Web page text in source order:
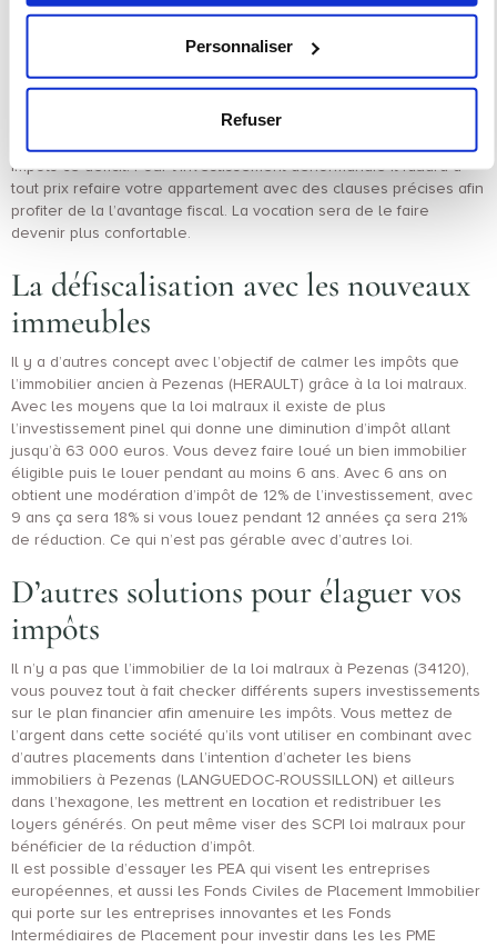
Personnaliser
Refuser
C’est aussi envisageable de défiscaliser grâce aux les secteurs
l’investissement denormandie qui ressemble de l’investissement
pinel. Vous devez rapidement l’investissement à la location à
de sorties d’argent que de rentrées d’argent à cause des
modifications votre foyer fiscal et vous pouvez enlever de vos
impôts ce déficit. Pour l’investissement denormandie il faudra à
tout prix refaire votre appartement avec des clauses précises afin
profiter de la l’avantage fiscal. La vocation sera de le faire
devenir plus confortable.
La défiscalisation avec les nouveaux
immeubles
Il y a d’autres concept avec l’objectif de calmer les impôts que
l’immobilier ancien à Pezenas (HERAULT) grâce à la loi malraux.
Avec les moyens que la loi malraux il existe de plus
l’investissement pinel qui donne une diminution d’impôt allant
jusqu’à 63 000 euros. Vous devez faire loué un bien immobilier
éligible puis le louer pendant au moins 6 ans. Avec 6 ans on
obtient une modération d’impôt de 12% de l’investissement, avec
9 ans ça sera 18% si vous louez pendant 12 années ça sera 21%
de réduction. Ce qui n’est pas gérable avec d’autres loi.
D’autres solutions pour élaguer vos
impôts
Il n’y a pas que l’immobilier de la loi malraux à Pezenas (34120),
vous pouvez tout à fait checker différents supers investissements
sur le plan financier afin amenuire les impôts. Vous mettez de
l’argent dans cette société qu’ils vont utiliser en combinant avec
d’autres placements dans l’intention d’acheter les biens
immobiliers à Pezenas (LANGUEDOC-ROUSSILLON) et ailleurs
dans l’hexagone, les mettrent en location et redistribuer les
loyers générés. On peut même viser des SCPI loi malraux pour
bénéficier de la réduction d’impôt.
Il est possible d’essayer les PEA qui visent les entreprises
européennes, et aussi les Fonds Civiles de Placement Immobilier
qui porte sur les entreprises innovantes et les Fonds
Intermédiaires de Placement pour investir dans les les PME